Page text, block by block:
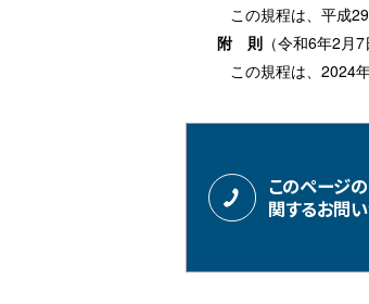
この規程は、平成
附 則 （令和6年2月
この規程は、2024
このページ
関するお問